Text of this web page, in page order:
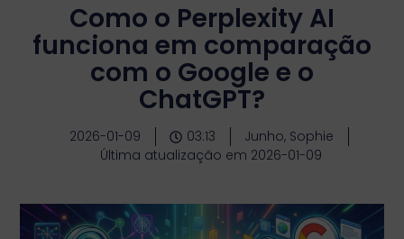
Como o Perplexity AI
funciona em comparação
com o Google e o
ChatGPT?
2026-01-09 03:13
Junho, Sophie
Última atualização em 2026-01-09